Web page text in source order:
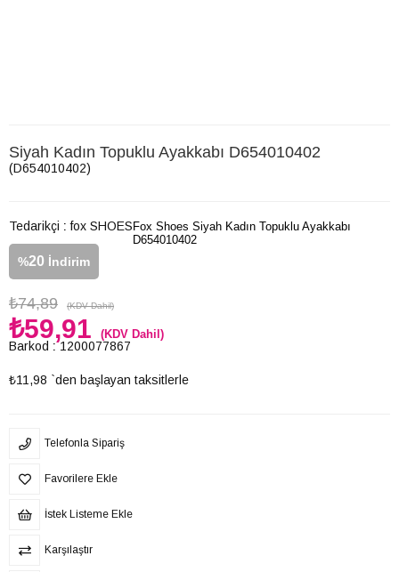
Siyah Kadın Topuklu Ayakkabı D654010402
(D654010402)
Tedarikçi : fox SHOES
%20 İndirim
₺74,89 (KDV Dahil)
₺59,91 (KDV Dahil)
Barkod : 1200077867
₺11,98 `den başlayan taksitlerle
Fox Shoes Siyah Kadın Topuklu Ayakkabı
D654010402
Telefonla Sipariş
Favorilere Ekle
İstek Listeme Ekle
Karşılaştır